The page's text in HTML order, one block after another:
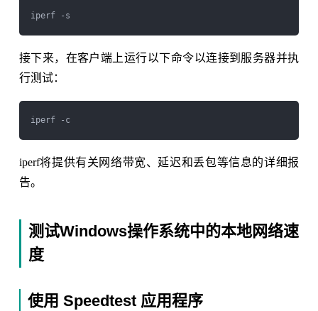
接下来，在客户端上运行以下命令以连接到服务器并执
行测试：
iperf将提供有关网络带宽、延迟和丢包等信息的详细报
告。
测试Windows操作系统中的本地网络速
度
使用 Speedtest 应用程序